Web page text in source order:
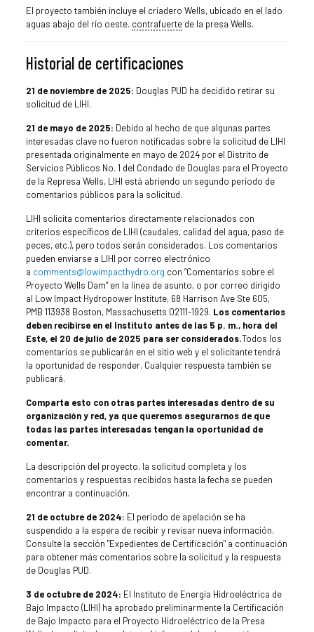
El proyecto también incluye el criadero Wells, ubicado en el lado
aguas abajo del río oeste. contrafuertede la presa Wells.
Historial de certificaciones
21 de noviembre de 2025: Douglas PUD ha decidido retirar su
solicitud de LIHI.
21 de mayo de 2025: Debido al hecho de que algunas partes
interesadas clave no fueron notificadas sobre la solicitud de LIHI
presentada originalmente en mayo de 2024 por el Distrito de
Servicios Públicos No. 1 del Condado de Douglas para el Proyecto
de la Represa Wells, LIHI está abriendo un segundo período de
comentarios públicos para la solicitud.
LIHI solicita comentarios directamente relacionados con
criterios específicos de LIHI (caudales, calidad del agua, paso de
peces, etc.), pero todos serán considerados. Los comentarios
pueden enviarse a LIHI por correo electrónico
a comments@lowimpacthydro.org con “Comentarios sobre el
Proyecto Wells Dam” en la línea de asunto, o por correo dirigido
al Low Impact Hydropower Institute, 68 Harrison Ave Ste 605,
PMB 113938 Boston, Massachusetts 02111-1929. Los comentarios
deben recibirse en el Instituto antes de las 5 p. m., hora del
Este, el 20 de julio de 2025 para ser considerados.Todos los
comentarios se publicarán en el sitio web y el solicitante tendrá
la oportunidad de responder. Cualquier respuesta también se
publicará.
Comparta esto con otras partes interesadas dentro de su
organización y red, ya que queremos asegurarnos de que
todas las partes interesadas tengan la oportunidad de
comentar.
La descripción del proyecto, la solicitud completa y los
comentarios y respuestas recibidos hasta la fecha se pueden
encontrar a continuación.
21 de octubre de 2024: El período de apelación se ha
suspendido a la espera de recibir y revisar nueva información.
Consulte la sección "Expedientes de Certificación" a continuación
para obtener más comentarios sobre la solicitud y la respuesta
de Douglas PUD.
3 de octubre de 2024: El Instituto de Energía Hidroeléctrica de
Bajo Impacto (LIHI) ha aprobado preliminarmente la Certificación
de Bajo Impacto para el Proyecto Hidroeléctrico de la Presa